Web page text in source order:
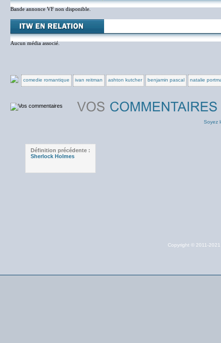
Bande annonce VF non disponible.
Aucun média associé.
comedie romantique ivan reitman ashton kutcher benjamin pascal natalie
Soyez
Définition précédente :
Sherlock Holmes
Copyright © 2011-